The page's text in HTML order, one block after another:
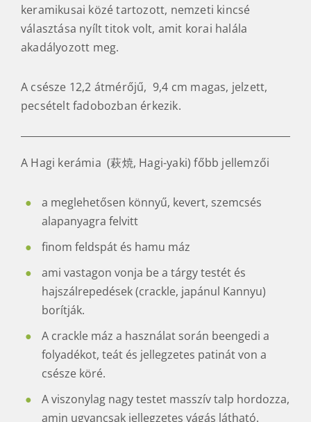
keramikusai közé tartozott, nemzeti kincsé
választása nyílt titok volt, amit korai halála
akadályozott meg.
A csésze 12,2 átmérőjű, 9,4 cm magas, jelzett,
pecsételt fadobozban érkezik.
A Hagi kerámia (萩焼, Hagi-yaki) főbb jellemzői
a meglehetősen könnyű, kevert, szemcsés
alapanyagra felvitt
finom feldspát és hamu máz
ami vastagon vonja be a tárgy testét és
hajszálrepedések (crackle, japánul Kannyu)
borítják.
A crackle máz a használat során beengedi a
folyadékot, teát és jellegzetes patinát von a
csésze köré.
A viszonylag nagy testet masszív talp hordozza,
amin ugyancsak jellegzetes vágás látható.